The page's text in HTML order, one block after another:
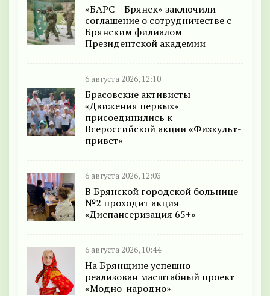
«БАРС – Брянск» заключили
соглашение о сотрудничестве с
Брянским филиалом
Президентской академии
6 августа 2026, 12:10
Брасовские активисты
«Движения первых»
присоединились к
Всероссийской акции «Физкульт-
привет»
6 августа 2026, 12:03
В Брянской городской больнице
№2 проходит акция
«Диспансеризация 65+»
6 августа 2026, 10:44
На Брянщине успешно
реализован масштабный проект
«Модно-народно»